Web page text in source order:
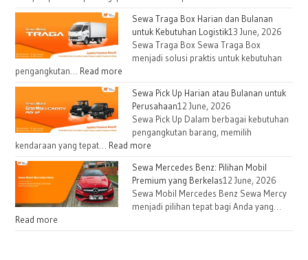
Double
Cabin
untuk
dan
Lapangan
Sewa Traga Box Harian dan Bulanan
untuk Kebutuhan Logistik13 June, 2026
Sewa Traga Box Sewa Traga Box
menjadi solusi praktis untuk kebutuhan
pengangkutan… Read more
Traga
Box
Harian
dan
untuk
Kebutuhan
Logistik
Sewa Pick Up Harian atau Bulanan untuk
Perusahaan12 June, 2026
Sewa Pick Up Dalam berbagai kebutuhan
pengangkutan barang, memilih
kendaraan yang tepat… Read more
Pick
Up
Harian
Sewa Mercedes Benz: Pilihan Mobil
Premium yang Berkelas12 June, 2026
Sewa Mobil Mercedes Benz Sewa Mercy
menjadi pilihan tepat bagi Anda yang…
Read more